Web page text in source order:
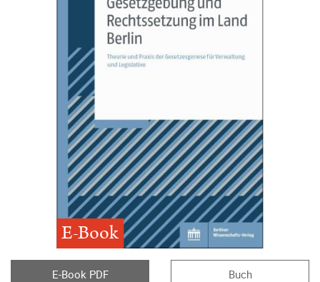
E-Book
E-Book PDF Buch